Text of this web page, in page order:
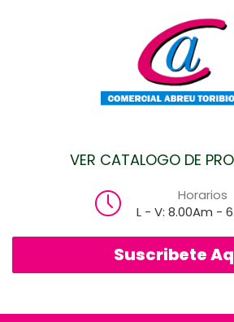
VER CATALOGO DE
Horarios
L - V: 8.00Am -
Suscribete